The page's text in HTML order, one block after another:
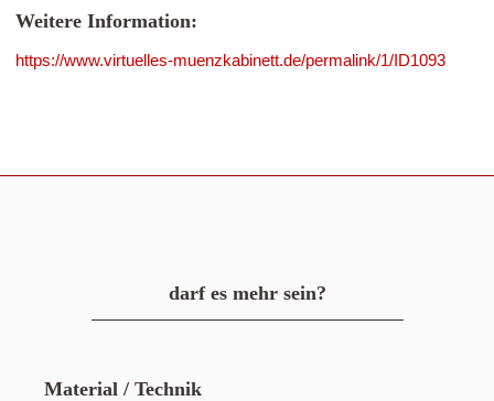
Weitere Information:
https://www.virtuelles-muenzkabinett.de/permalink/1/ID1093
darf es mehr sein?
Material / Technik